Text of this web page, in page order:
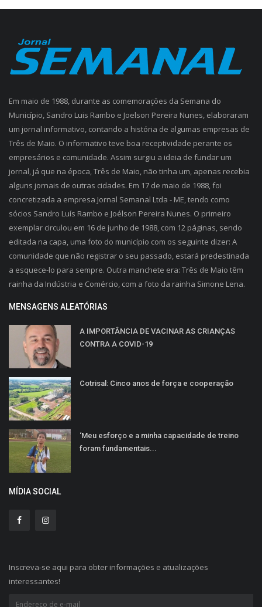
Em maio de 1988, durante as comemorações da Semana do
Município, Sandro Luis Rambo e Joelson Pereira Nunes, elaboraram
um jornal informativo, contando a história de algumas empresas de
Três de Maio. O informativo teve boa receptividade perante os
empresários e comunidade. Assim surgiu a ideia de fundar um
jornal, já que na época, Três de Maio, não tinha um, apenas recebia
alguns jornais de outras cidades. Em 17 de maio de 1988, foi
concretizada a empresa Jornal Semanal Ltda - ME, tendo como
sócios Sandro Luís Rambo e Joélson Pereira Nunes. O primeiro
exemplar circulou em 16 de junho de 1988, com 12 páginas, sendo
editada na capa, uma foto do município com os seguinte dizer: A
comunidade que não registrar o seu passado, estará predestinada
a esquece-lo para sempre. Outra manchete era: Três de Maio têm
rainha da Indústria e Comércio, com a foto da rainha Simone Lena.
MENSAGENS ALEATÓRIAS
A IMPORTÂNCIA DE VACINAR AS CRIANÇAS
CONTRA A COVID-19
Cotrisal: Cinco anos de força e cooperação
‘Meu esforço e a minha capacidade de treino
foram fundamentais...
MÍDIA SOCIAL
Inscreva-se aqui para obter informações e atualizações
interessantes!